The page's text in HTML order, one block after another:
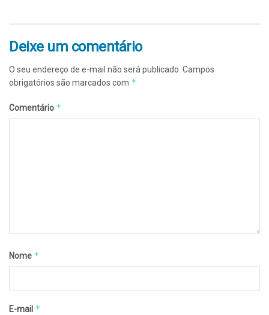
Deixe um comentário
O seu endereço de e-mail não será publicado. Campos
obrigatórios são marcados com *
Comentário *
Nome *
E-mail *